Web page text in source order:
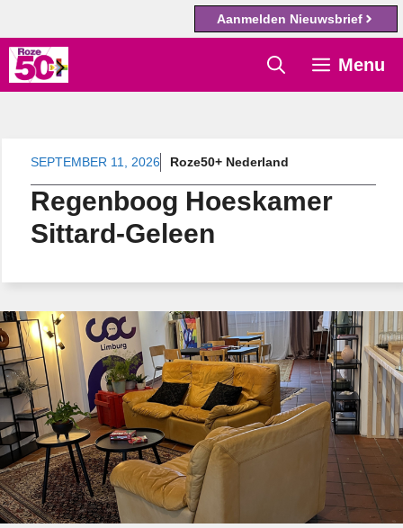
Aanmelden Nieuwsbrief
Ga
naar
Menu
SEPTEMBER 11, 2026 Roze50+ Nederland
Regenboog Hoeskamer
Sittard-Geleen